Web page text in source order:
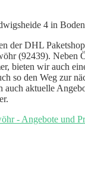
4 in
der DHL
(92439). Neben
bieten wir auch
so den Weg zur
auch aktuelle
- Angebote und